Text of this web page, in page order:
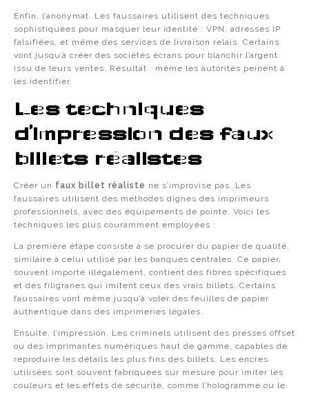
Enfin, l’anonymat. Les faussaires utilisent des techniques
sophistiquées pour masquer leur identité : VPN, adresses IP
falsifiées, et même des services de livraison relais. Certains
vont jusqu’à créer des sociétés écrans pour blanchir l’argent
issu de leurs ventes. Résultat : même les autorités peinent à
les identifier.
Les techniques
d’impression des faux
billets réalistes
Créer un faux billet réaliste ne s’improvise pas. Les
faussaires utilisent des méthodes dignes des imprimeurs
professionnels, avec des équipements de pointe. Voici les
techniques les plus couramment employées :
La première étape consiste à se procurer du papier de qualité,
similaire à celui utilisé par les banques centrales. Ce papier,
souvent importé illégalement, contient des fibres spécifiques
et des filigranes qui imitent ceux des vrais billets. Certains
faussaires vont même jusqu’à voler des feuilles de papier
authentique dans des imprimeries légales.
Ensuite, l’impression. Les criminels utilisent des presses offset
ou des imprimantes numériques haut de gamme, capables de
reproduire les détails les plus fins des billets. Les encres
utilisées sont souvent fabriquées sur mesure pour imiter les
couleurs et les effets de sécurité, comme l’hologramme ou le